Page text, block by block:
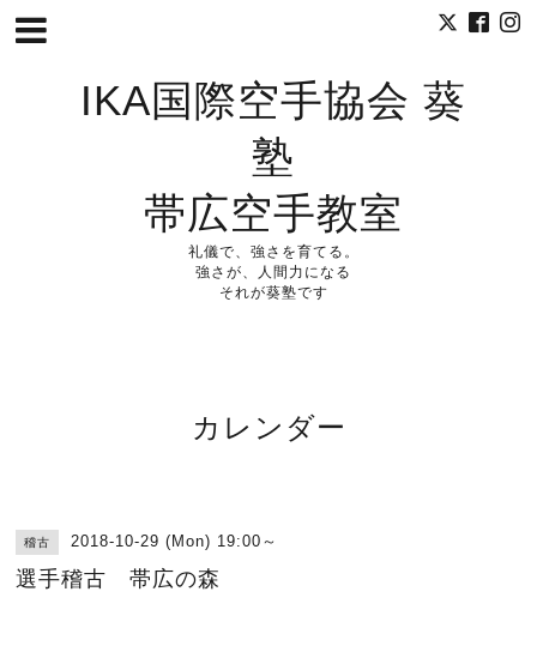
IKA国際空手協会 葵
塾
帯広空手教室
礼儀で、強さを育てる。
強さが、人間力になる
それが葵塾です
カレンダー
稽古 2018-10-29 (Mon) 19:00～
選手稽古 帯広の森